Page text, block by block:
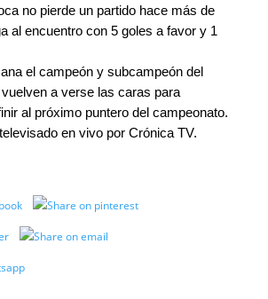
no pierde un partido hace más de
al encuentro con 5 goles a favor y 1
el campeón y subcampeón del
a verse las caras para
al próximo puntero del campeonato.
en vivo por Crónica TV.